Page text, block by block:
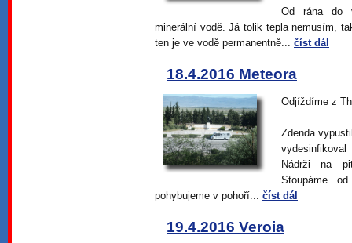
Od rána do
minerální vodě. Já tolik tepla nemusím,
ten je ve vodě permanentně... číst dál
18.4.2016 Meteora
Odjíždíme z
Zdenda
Nádrži na
Stoupáme
pohybujeme v pohoří... číst dál
19.4.2016 Veroia